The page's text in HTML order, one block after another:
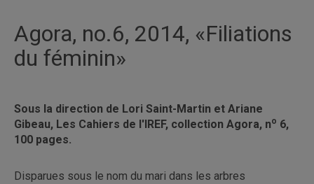
Agora, no.6, 2014, «Filiations
du féminin»
Sous la direction de Lori Saint-Martin et Ariane
Gibeau, Les Cahiers de l'IREF, collection Agora, no 6,
100 pages.
Disparues sous le nom du mari dans les arbres